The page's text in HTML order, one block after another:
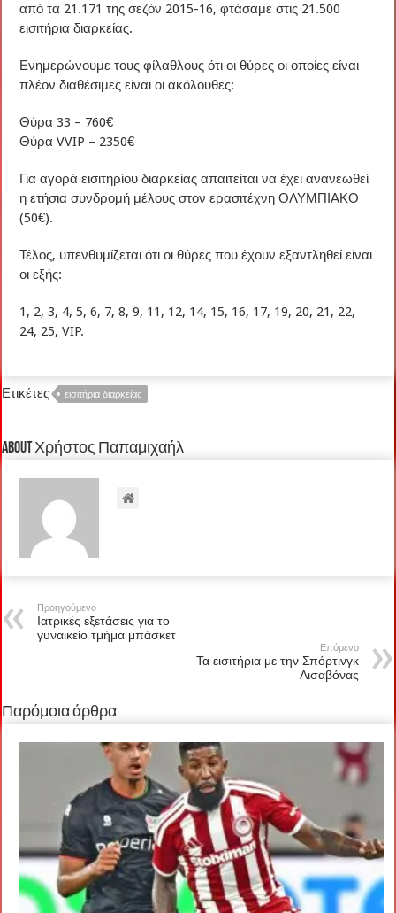
από τα 21.171 της σεζόν 2015-16, φτάσαμε στις 21.500
εισιτήρια διαρκείας.
Ενημερώνουμε τους φίλαθλους ότι οι θύρες οι οποίες είναι
πλέον διαθέσιμες είναι οι ακόλουθες:
Θύρα 33 – 760€
Θύρα VVIP – 2350€
Για αγορά εισιτηρίου διαρκείας απαιτείται να έχει ανανεωθεί
η ετήσια συνδρομή μέλους στον ερασιτέχνη ΟΛΥΜΠΙΑΚΟ
(50€).
Τέλος, υπενθυμίζεται ότι οι θύρες που έχουν εξαντληθεί είναι
οι εξής:
1, 2, 3, 4, 5, 6, 7, 8, 9, 11, 12, 14, 15, 16, 17, 19, 20, 21, 22,
24, 25, VIP.
Ετικέτες εισιτήρια διαρκείας
About Χρήστος Παπαμιχαήλ
Προηγούμενο
Ιατρικές εξετάσεις για το
γυναικείο τμήμα μπάσκετ
Επόμενο
Τα εισιτήρια με την Σπόρτινγκ
Λισαβόνας
Παρόμοια άρθρα